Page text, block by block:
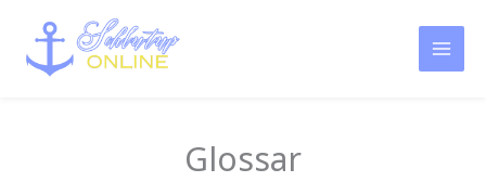
Inhalt
springen
Glossar